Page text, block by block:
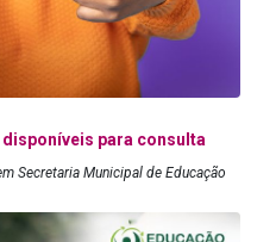
para consulta
Secretaria Municipal de Educação